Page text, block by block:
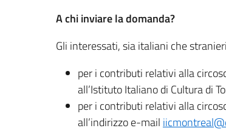
A chi inviare la domanda?
Gli interessati, sia italiani che
per i contributi relativi alla
all’Istituto Italiano di Cultura di
per i contributi relativi alla
all’indirizzo e-mail